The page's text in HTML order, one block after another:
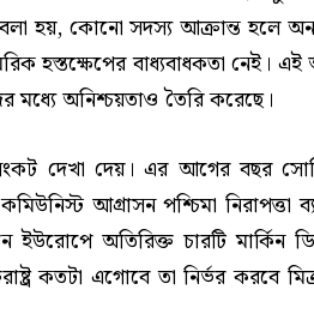
হয়, কোনো সদস্য আক্রান্ত হলে
হস্তক্ষেপের বাধ্যবাধকতা নেই।
মধ্যে অনিশ্চয়তাও তৈরি করেছে।
দেখা দেয়। এর আগের বছর
আগ্রাসন পশ্চিমা নিরাপত্তা
ইউরোপে অতিরিক্ত চারটি
কতটা এগোবে তা নির্ভর করবে